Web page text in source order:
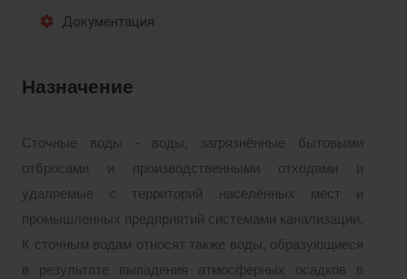
Документация
Назначение
Сточные воды - воды, загрязнённые бытовыми
отбросами и производственными отходами и
удаляемые с территорий населённых мест и
промышленных предприятий системами канализации.
К сточным водам относят также воды, образующиеся
в результате выпадения атмосферных осадков в